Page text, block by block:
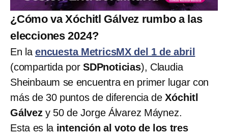
¿Cómo va Xóchitl Gálvez rumbo a las
elecciones 2024?
En la encuesta MetricsMX del 1 de abril
(compartida por SDPnoticias), Claudia
Sheinbaum se encuentra en primer lugar con
más de 30 puntos de diferencia deXóchitl
Gálvezy 50 de Jorge Álvarez Máynez.
Esta es la intención al voto de los tres